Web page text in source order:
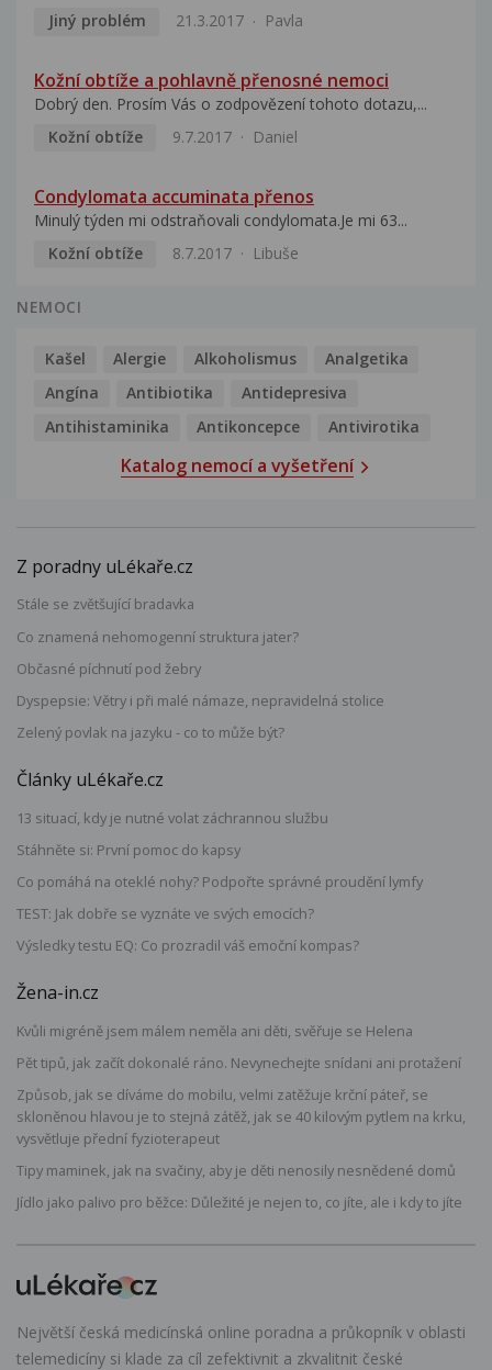
Jiný problém
21.3.2017 Pavla
Kožní obtíže a pohlavně přenosné nemoci
Dobrý den. Prosím Vás o zodpovězení tohoto dotazu,...
Kožní obtíže
9.7.2017 Daniel
Condylomata accuminata přenos
Minulý týden mi odstraňovali condylomata.Je mi 63...
Kožní obtíže
8.7.2017 Libuše
NEMOCI
Kašel Alergie Alkoholismus
Analgetika
Angína
Antibiotika
Antidepresiva
Antihistaminika
Antikoncepce Antivirotika
Katalog nemocí a vyšetření
Z poradny uLékaře.cz
Stále se zvětšující bradavka
Co znamená nehomogenní struktura jater?
Občasné píchnutí pod žebry
Dyspepsie: Větry i při malé námaze, nepravidelná stolice
Zelený povlak na jazyku - co to může být?
Články uLékaře.cz
13 situací, kdy je nutné volat záchrannou službu
Stáhněte si: První pomoc do kapsy
Co pomáhá na oteklé nohy? Podpořte správné proudění lymfy
TEST: Jak dobře se vyznáte ve svých emocích?
Výsledky testu EQ: Co prozradil váš emoční kompas?
Žena-in.cz
Kvůli migréně jsem málem neměla ani děti, svěřuje se Helena
Pět tipů, jak začít dokonalé ráno. Nevynechejte snídani ani protažení
Způsob, jak se díváme do mobilu, velmi zatěžuje krční páteř, se
skloněnou hlavou je to stejná zátěž, jak se 40 kilovým pytlem na krku,
vysvětluje přední fyzioterapeut
Tipy maminek, jak na svačiny, aby je děti nenosily nesnědené domů
Jídlo jako palivo pro běžce: Důležité je nejen to, co jíte, ale i kdy to jíte
Největší česká medicínská online poradna a průkopník v oblasti
telemedicíny si klade za cíl zefektivnit a zkvalitnit české